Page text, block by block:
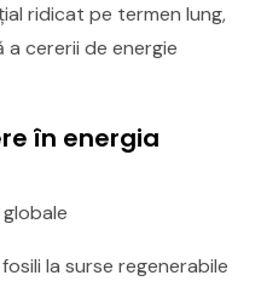
ridicat pe termen lung,
cererii de energie
în energia
la surse regenerabile